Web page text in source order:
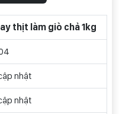
thịt làm giò chả 1kg
nhật
nhật